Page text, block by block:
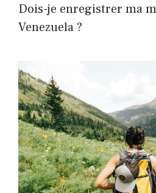
Dois-je enregistrer ma
Venezuela ?